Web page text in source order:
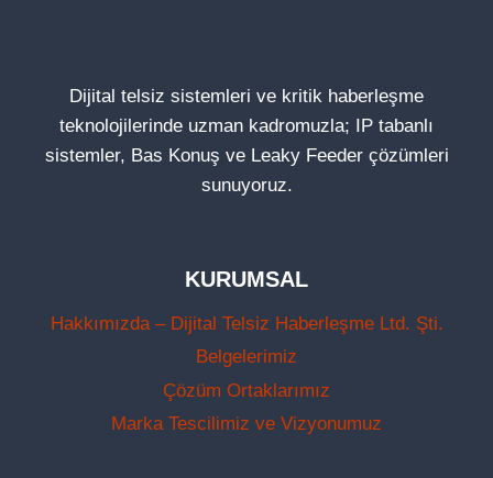
Dijital telsiz sistemleri ve kritik haberleşme
teknolojilerinde uzman kadromuzla; IP tabanlı
sistemler, Bas Konuş ve Leaky Feeder çözümleri
sunuyoruz.
KURUMSAL
Hakkımızda – Dijital Telsiz Haberleşme Ltd. Şti.
Belgelerimiz
Çözüm Ortaklarımız
Marka Tescilimiz ve Vizyonumuz